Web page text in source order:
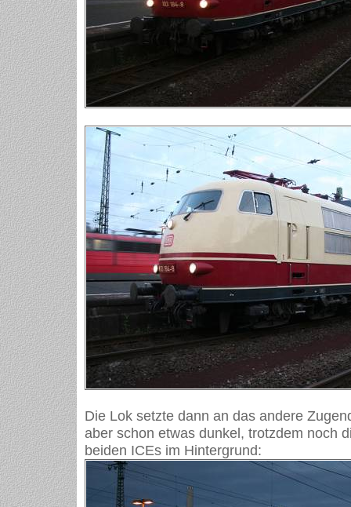
Die Lok setzte dann an das andere
aber schon etwas dunkel, trotzdem noch
beiden ICEs im Hintergrund: